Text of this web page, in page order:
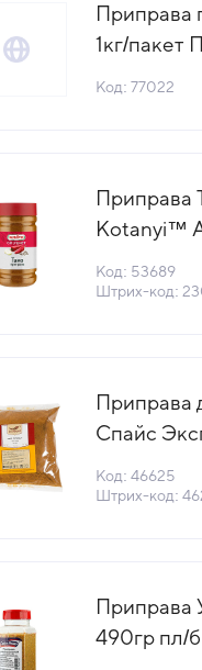
Приправа
1кг/пакет
Код: 77022
Приправа
Kotanyi™
Код: 53689
Штрих-код:
Приправа
Спайс
Код: 46625
Штрих-код:
Приправа
490гр пл/